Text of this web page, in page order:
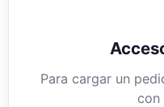
Para cargar un
con